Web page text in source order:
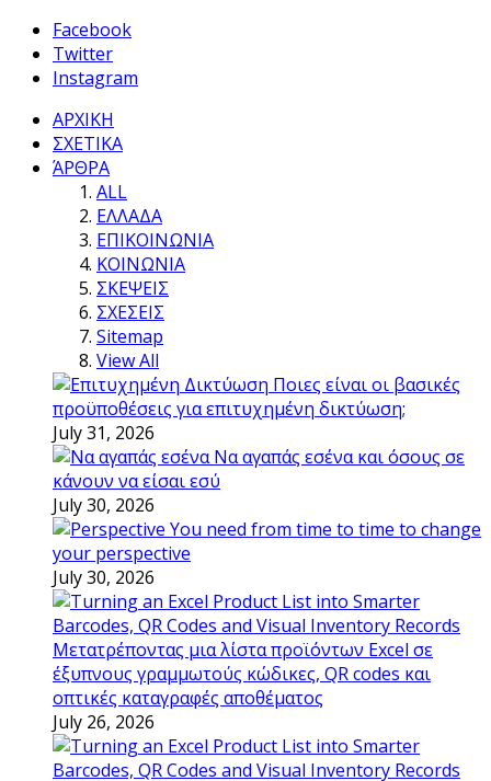
Facebook
Twitter
Instagram
ΑΡΧΙΚΗ
ΣΧΕΤΙΚΑ
ΆΡΘΡΑ
ALL
ΕΛΛΑΔΑ
ΕΠΙΚΟΙΝΩΝΙΑ
ΚΟΙΝΩΝΙΑ
ΣΚΕΨΕΙΣ
ΣΧΕΣΕΙΣ
Sitemap
View All
Ποιες είναι οι βασικές
προϋποθέσεις για επιτυχημένη δικτύωση;
July 31, 2026
Να αγαπάς εσένα και όσους σε
κάνουν να είσαι εσύ
July 30, 2026
You need from time to time to change
your perspective
July 30, 2026
Μετατρέποντας μια λίστα προϊόντων Excel σε
έξυπνους γραμμωτούς κώδικες, QR codes και
οπτικές καταγραφές αποθέματος
July 26, 2026